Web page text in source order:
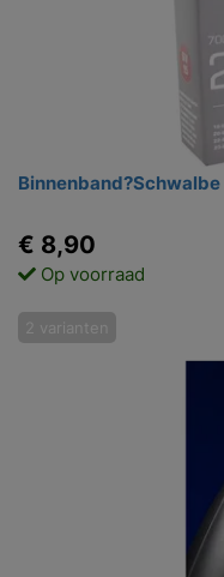
€ 8,90
Op voorraad
2 varianten